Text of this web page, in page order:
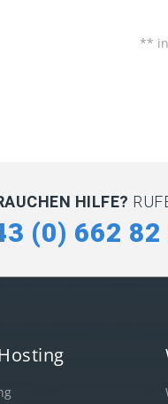
**
HILFE?
(0) 662 82